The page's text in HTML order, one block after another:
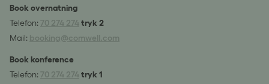
Book overnatning
Telefon: 70 274 274tryk 2
Mail: booking@comwell.com
Book konference
Telefon: 70 274 274tryk 1